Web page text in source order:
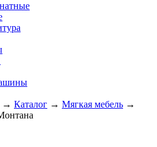
→ Каталог → Мягкая мебель →